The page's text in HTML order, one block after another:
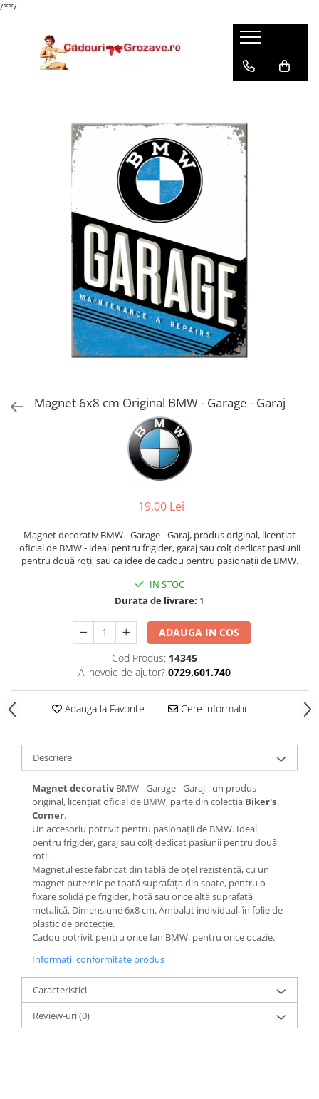
/**/
Magnet 6x8 cm Original BMW - Garage - Garaj
19,00 Lei
Magnet decorativ BMW - Garage - Garaj, produs original, licențiat
oficial de BMW - ideal pentru frigider, garaj sau colț dedicat pasiunii
pentru două roți, sau ca idee de cadou pentru pasionații de BMW.
IN STOC
Durata de livrare: 1
ADAUGA IN COS
Cod Produs: 14345
Ai nevoie de ajutor? 0729.601.740
Adauga la Favorite Cere informatii
Descriere
Magnet decorativBMW - Garage - Garaj - un produs
original, licențiat oficial de BMW, parte din colecția Biker's
Corner.
Un accesoriu potrivit pentru pasionații de BMW. Ideal
pentru frigider, garaj sau colț dedicat pasiunii pentru două
roți.
Magnetul este fabricat din tablă de oțel rezistentă, cu un
magnet puternic pe toată suprafața din spate, pentru o
fixare solidă pe frigider, hotă sau orice altă suprafață
metalică. Dimensiune 6x8 cm. Ambalat individual, în folie de
plastic de protecție.
Cadou potrivit pentru orice fan BMW, pentru orice ocazie.
Informatii conformitate produs
Caracteristici
Review-uri(0)